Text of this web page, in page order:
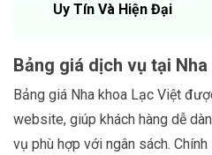
Uy Tín Và Hiện Đại
Bảng giá dịch vụ tại
Bảng giá Nha khoa Lạc Việt
website, giúp khách hàng dễ
vụ phù hợp với ngân sách.